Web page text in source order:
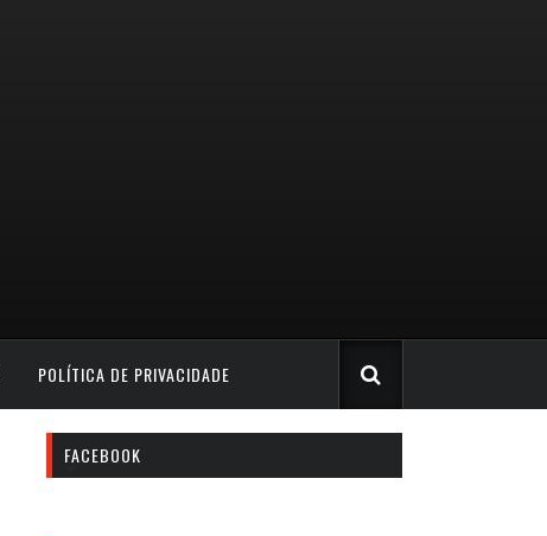
POLÍTICA DE PRIVACIDADE
FACEBOOK